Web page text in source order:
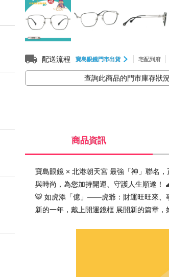
配送流程 寶島眼鏡門市出貨 宅配到府
查詢此商品的門市庫存狀況
商品資訊
寶島眼鏡 × 北港朝天宮 最強「神」聯名
與時尚，為您加持開運、守護人生順遂
🐯 如虎添「億」——虎爺：財運旺旺來
新的一年，戴上開運鏡框 展開新的篇章，